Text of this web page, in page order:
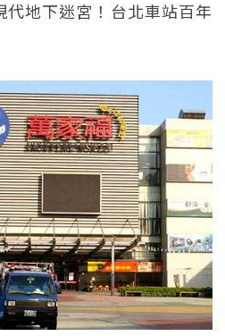
地下迷宮！台北車站百年